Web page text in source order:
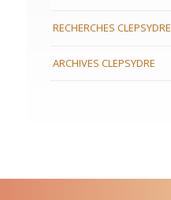
RECHERCHES CLEPSYDRE
ARCHIVES CLEPSYDRE